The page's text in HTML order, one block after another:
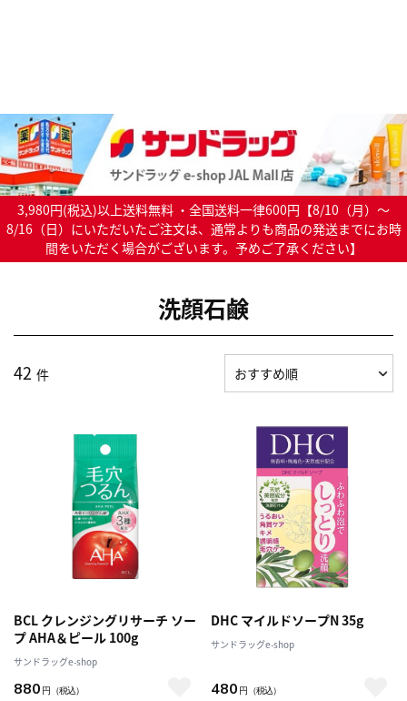
3,980円(税込)以上送料無料 ・全国送料一律600円【8/10（月）～
8/16（日）にいただいたご注文は、通常よりも商品の発送までにお時
間をいただく場合がございます。予めご了承ください】
洗顔石鹸
42 件
BCL クレンジングリサーチ ソー
プ AHA＆ピール 100g
サンドラッグe-shop
880 円 （税込）
DHC マイルドソープN 35g
サンドラッグe-shop
480 円 （税込）